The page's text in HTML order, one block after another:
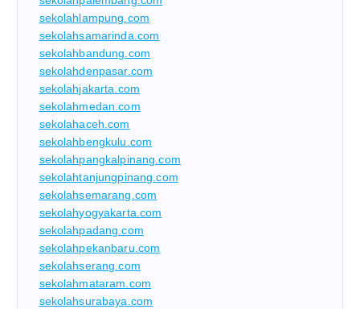
sekolahlampung.com
sekolahsamarinda.com
sekolahbandung.com
sekolahdenpasar.com
sekolahjakarta.com
sekolahmedan.com
sekolahaceh.com
sekolahbengkulu.com
sekolahpangkalpinang.com
sekolahtanjungpinang.com
sekolahsemarang.com
sekolahyogyakarta.com
sekolahpadang.com
sekolahpekanbaru.com
sekolahserang.com
sekolahmataram.com
sekolahsurabaya.com